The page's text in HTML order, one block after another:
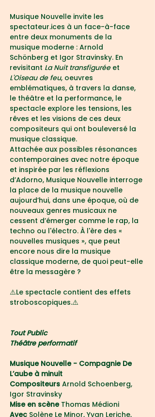
Musique Nouvelle invite les
spectateur.ices à un face-à-face
entre deux monuments de la
musique moderne : Arnold
Schönberg et Igor Stravinsky. En
revisitant La Nuit transfigurée et
L'Oiseau de feu, oeuvres
emblématiques, à travers la danse,
le théâtre et la performance, le
spectacle explore les tensions, les
rêves et les visions de ces deux
compositeurs qui ont bouleversé la
musique classique.
Attachée aux possibles résonances
contemporaines avec notre époque
et inspirée par les réflexions
d’Adorno, Musique Nouvelle interroge
la place de la musique nouvelle
aujourd’hui, dans une époque, où de
nouveaux genres musicaux ne
cessent d’émerger comme le rap, la
techno ou l'électro. À l'ère des «
nouvelles musiques », que peut
encore nous dire la musique
classique moderne, de quoi peut-elle
être la messagère ?
⚠️Le spectacle contient des effets
stroboscopiques.⚠️
Tout Public
Théâtre performatif
Musique Nouvelle - Compagnie De
L’aube à minuit
Compositeurs Arnold Schoenberg,
Igor Stravinsky
Mise en scène Thomas Médioni
Avec Solène Le Minor, Yvan Leriche,